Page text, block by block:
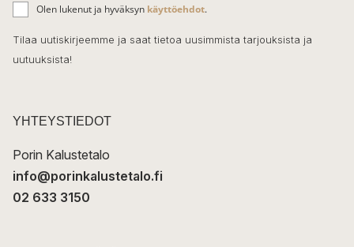
o
o
k
h
k
t
Olen lukenut ja hyväksyn käyttöehdot.
Tilaa uutiskirjeemme ja saat tietoa uusimmista tarjouksista ja
uutuuksista!
YHTEYSTIEDOT
Porin Kalustetalo
info@porinkalustetalo.fi
02 633 3150